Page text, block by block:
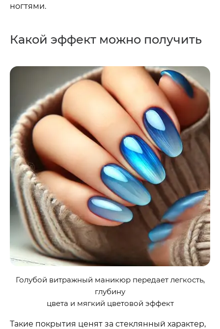
ногтями.
Какой эффект можно получить
Голубой витражный маникюр передает легкость,
глубину
цвета и мягкий цветовой эффект
Такие покрытия ценят за стеклянный характер,